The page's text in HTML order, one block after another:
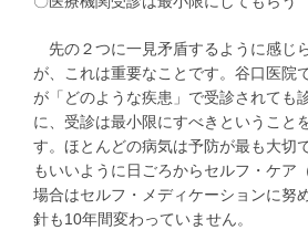
先の２つに一見矛盾するように感じ
が、これは重要なことです。谷口医院
が「どのような疾患」で受診されても
に、受診は最小限にすべきということ
す。ほとんどの病気は予防が最も大切
もいいように日ごろからセルフ・ケア
場合はセルフ・メディケーションに努
針も10年間変わっていません。